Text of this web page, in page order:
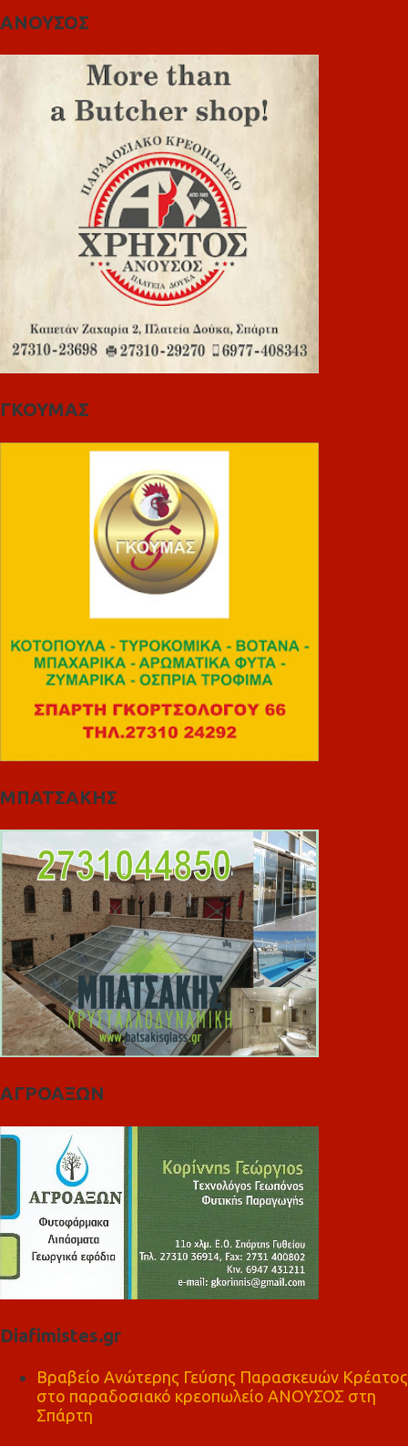
ΑΝΟΥΣΟΣ
ΓΚΟΥΜΑΣ
ΜΠΑΤΣΑΚΗΣ
ΑΓΡΟΑΞΩΝ
Diafimistes.gr
Βραβείο Ανώτερης Γεύσης Παρασκευών Κρέατος
στο παραδοσιακό κρεοπωλείο ΑΝΟΥΣΟΣ στη
Σπάρτη